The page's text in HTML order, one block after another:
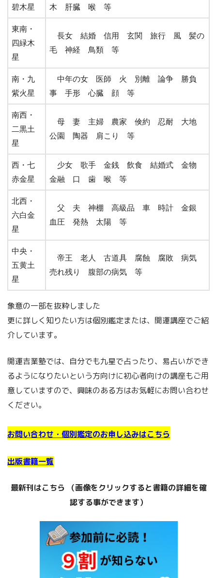
碧木星
木 肝臓 喉 等
東南・
四緑木
星
長女 結婚 信用 玄関 旅行 風 髪の
毛 神経 鳥類 等
南・九
紫火星
中年の女 医師 火 別離 論争 勝負
事 手形 心臓 顔 等
南西・
二黒土
星
母 妻 主婦 農家 倹約 忍耐 大地
公園 陶器 肩こり 等
西・七
赤金星
少女 歌手 金銭 飲食 結婚式 金物
金融 口 歯 喉 等
北西・
六白金
星
父 夫 神棚 高級品 車 時計 金銀
血圧 発熱 太陽 等
中央・
五黄土
星
帝王 老人 古道具 腐蝕 腐敗 病気
売れ残り 腹部の病気 等
象意の一部を抜粋しました
更に詳しく知りたい方は個別鑑定または、開運講座でご紹
介しています。
開運吉業塾では、自分でも九星で占ったり、易占いができ
るようになりたいという方向けに初心者向けの講座もご用
意していますので、興味のある方はお気軽にお問い合わせ
ください。
お問い合わせ・個別鑑定のお申し込みはこちら
出版書籍一覧
最新刊はこちら （画像をクリックすると書籍の詳細を確
認する事ができます）